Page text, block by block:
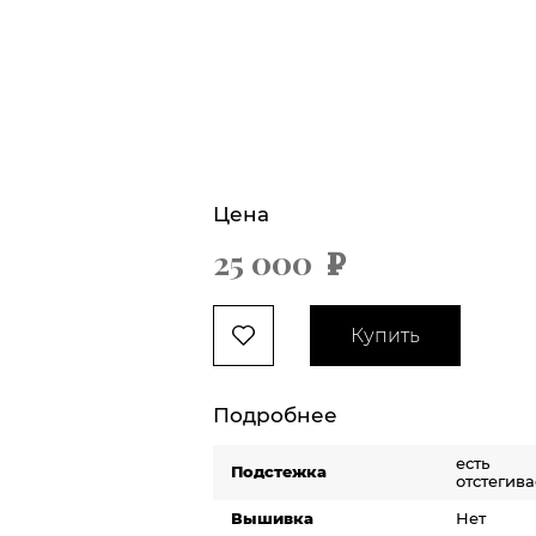
Цена
25 000 х
Купить
Подробнее
Подстежка
есть
Вышивка
Нет